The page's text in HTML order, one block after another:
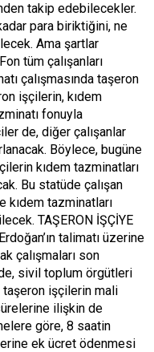
takip edebilecekler.
para biriktiğini, ne
Ama şartlar
tüm çalışanları
çalışmasında taşeron
işçilerin, kıdem
fonuyla
de, diğer çalışanlar
Böylece, bugüne
kıdem tazminatları
Bu statüde çalışan
kıdem tazminatları
TAŞERON İŞÇİYE
talimatı üzerine
çalışmaları son
sivil toplum örgütleri
taşeron işçilerin mali
ilişkin de
göre, 8 saatin
ek ücret ödenmesi